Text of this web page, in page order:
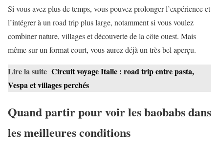
Si vous avez plus de temps, vous pouvez prolonger l’expérience et
l’intégrer à un road trip plus large, notamment si vous voulez
combiner nature, villages et découverte de la côte ouest. Mais
même sur un format court, vous aurez déjà un très bel aperçu.
Lire la suite Circuit voyage Italie : road trip entre pasta,
Vespa et villages perchés
Quand partir pour voir les baobabs dans
les meilleures conditions